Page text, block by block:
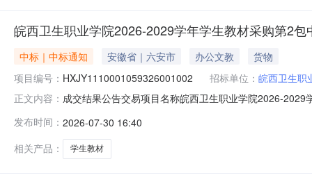
皖西卫生职业学院2026-2029学年学生教材采购第2包
中标｜中标通知 安徽省｜六安市 办公文教
货物
项目编号： HXJY1110001059326001002 招标单位： 皖西卫生职
正文内容： 成交结果公告交易项目名称皖西卫生职业学院2026-
结果公示发包结果类型成交结果成交公告发布时间2026
发布时间： 2026-07-30 16:40
相关产品：
学生教材